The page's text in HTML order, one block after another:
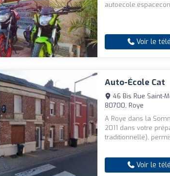
Voir le
Auto-École Cat
46 Bis Rue Saint-
80700, Roye
A Roye dans la
2011 dans votre
traditionnelle),
Voir le